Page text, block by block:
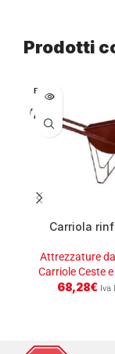
Prodotti
ESAURI
TO
Carriola
Attrezzature
Carriole Ceste
68,28€ Iva